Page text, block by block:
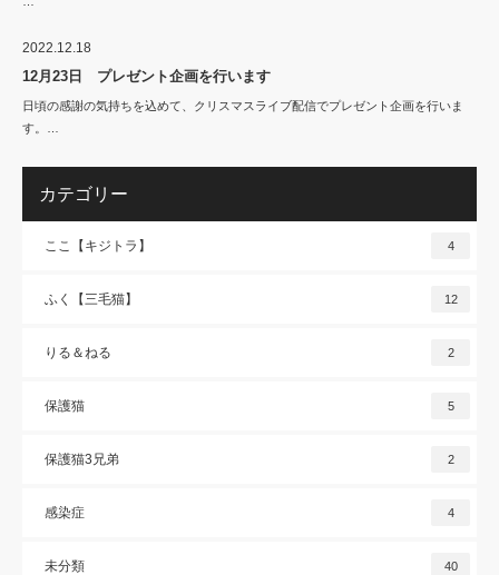
2022.12.18
12月23日 プレゼント企画を行います
日頃の感謝の気持ちを込めて、クリスマスライブ配信でプレゼント企画を行いま
す。…
カテゴリー
ここ【キジトラ】 4
ふく【三毛猫】 12
りる＆ねる 2
保護猫 5
保護猫3兄弟 2
感染症 4
未分類 40